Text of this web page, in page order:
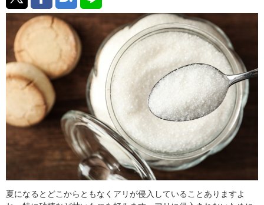
生活の知恵
お金
掃除
マナー
趣味
食材辞典
夏になるとどこからともなくアリが侵入していることありますよ